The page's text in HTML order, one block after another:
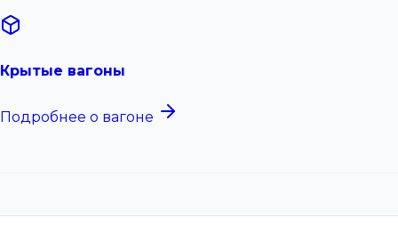
Крытые вагоны
Подробнее о вагоне